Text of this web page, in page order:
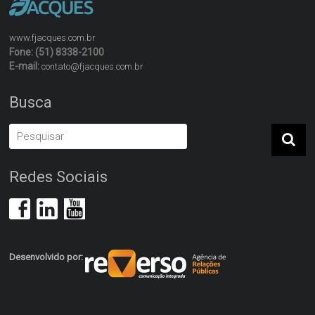
www.fjacques.com.br
Fone: (51) 8338-2100
E-mail:contato@fjacques.com.br
Busca
Redes Sociais
Desenvolvido por: